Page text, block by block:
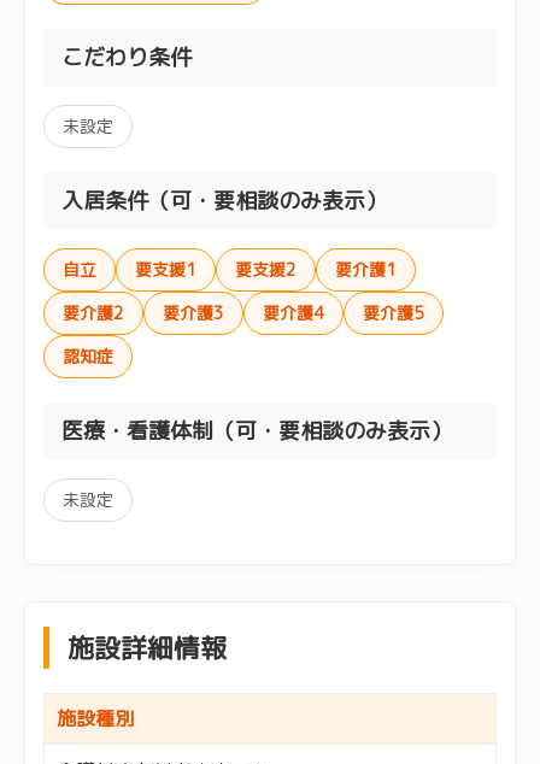
こだわり条件
未設定
入居条件（可・要相談のみ表示）
自立 要支援1 要支援2
要介護1
要介護2
要介護3 要介護4
要介護5
認知症
医療・看護体制（可・要相談のみ表示）
未設定
施設詳細情報
施設種別